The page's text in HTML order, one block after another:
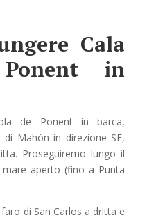
Cala
in
de Ponent in barca,
Mahón in direzione SE,
Proseguiremo lungo il
aperto (fino a Punta
di San Carlos a dritta e